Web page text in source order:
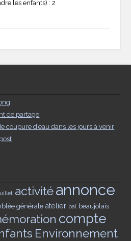
les enfants) : 2
de partage
coupure d’eau dans les jours à venir
activitéannonce
générale atelier bal beaujolais
compte
Environnement